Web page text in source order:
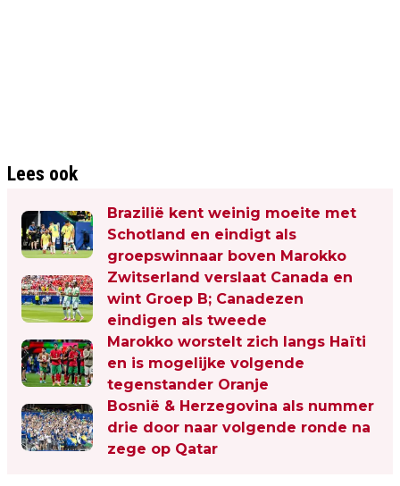
Lees ook
Brazilië kent weinig moeite met
Schotland en eindigt als
groepswinnaar boven Marokko
Zwitserland verslaat Canada en
wint Groep B; Canadezen
eindigen als tweede
Marokko worstelt zich langs Haïti
en is mogelijke volgende
tegenstander Oranje
Bosnië & Herzegovina als nummer
drie door naar volgende ronde na
zege op Qatar